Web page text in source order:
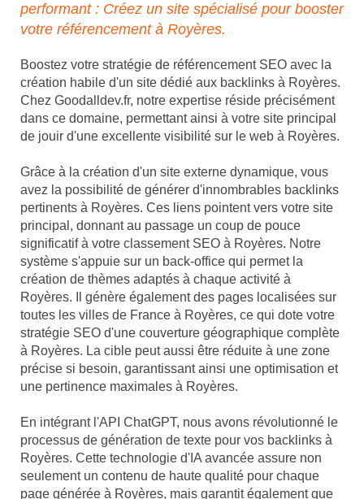
performant : Créez un site spécialisé pour booster
votre référencement à Royères.
Boostez votre stratégie de référencement SEO avec la
création habile d'un site dédié aux backlinks à Royères.
Chez Goodalldev.fr, notre expertise réside précisément
dans ce domaine, permettant ainsi à votre site principal
de jouir d'une excellente visibilité sur le web à Royères.
Grâce à la création d'un site externe dynamique, vous
avez la possibilité de générer d'innombrables backlinks
pertinents à Royères. Ces liens pointent vers votre site
principal, donnant au passage un coup de pouce
significatif à votre classement SEO à Royères. Notre
système s'appuie sur un back-office qui permet la
création de thèmes adaptés à chaque activité à
Royères. Il génère également des pages localisées sur
toutes les villes de France à Royères, ce qui dote votre
stratégie SEO d'une couverture géographique complète
à Royères. La cible peut aussi être réduite à une zone
précise si besoin, garantissant ainsi une optimisation et
une pertinence maximales à Royères.
En intégrant l'API ChatGPT, nous avons révolutionné le
processus de génération de texte pour vos backlinks à
Royères. Cette technologie d'IA avancée assure non
seulement un contenu de haute qualité pour chaque
page générée à Royères, mais garantit également que